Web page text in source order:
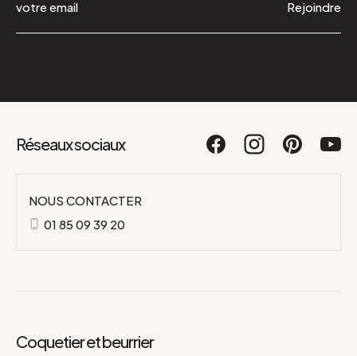
Rejoindre
Réseaux sociaux
NOUS CONTACTER
01 85 09 39 20
Coquetier et beurrier